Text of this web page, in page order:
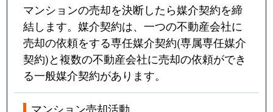
マンションの売却を決断したら媒介契約を締
結します。媒介契約は、一つの不動産会社に
売却の依頼をする専任媒介契約(専属専任媒介
契約)と複数の不動産会社に売却の依頼ができ
る一般媒介契約があります。
マンション売却活動